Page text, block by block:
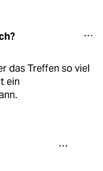
das Treffen so viel
ein